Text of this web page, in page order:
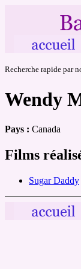
Recherche rapide par
Wendy
Pays : Canada
Films
Sugar Daddy